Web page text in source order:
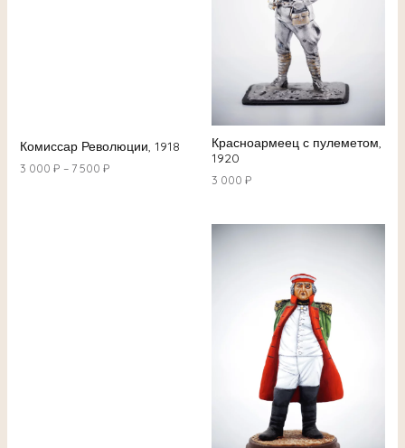
Комиссар Революции, 1918
3 000 ₽ – 7 500 ₽
Красноармеец с пулеметом,
1920
3 000 ₽